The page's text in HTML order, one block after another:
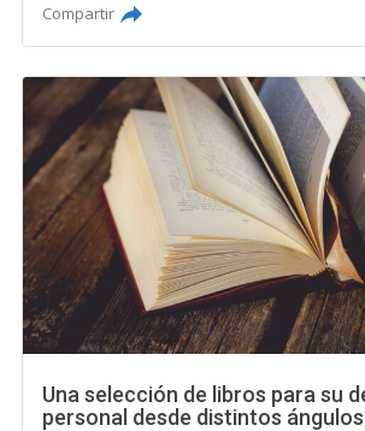
Compartir
Una selección de libros para su
personal desde distintos ángulos